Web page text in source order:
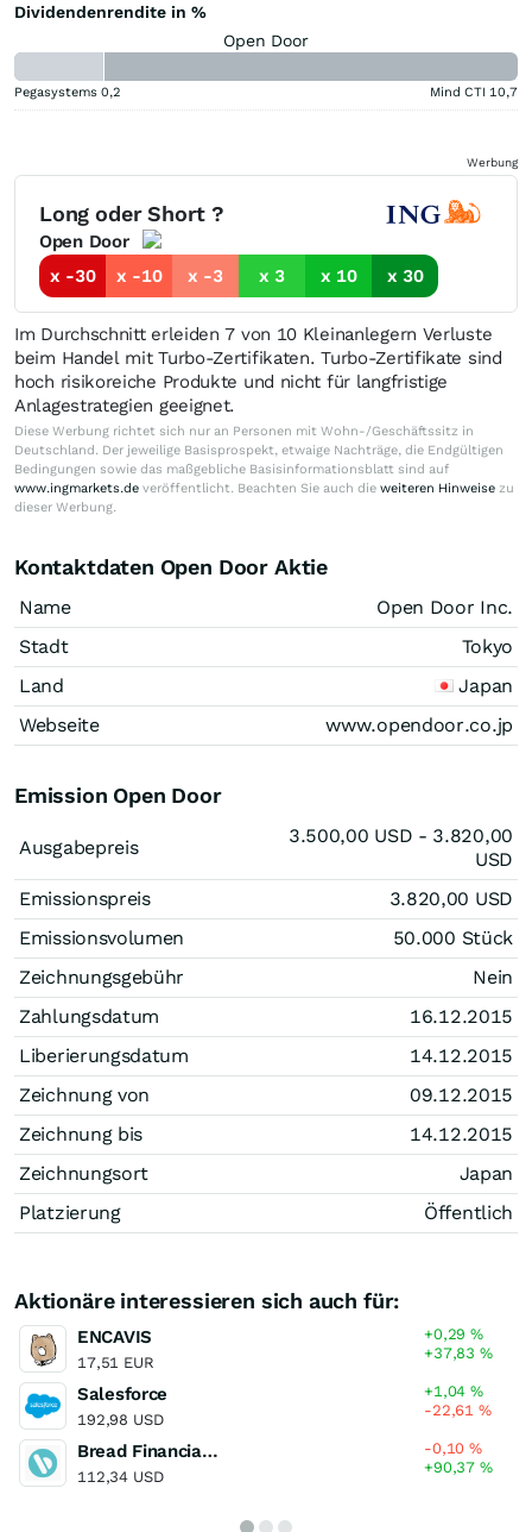
Dividendenrendite in %
Open Door
Pegasystems 0,2 Mind CTI 10,7
Werbung
Long oder Short ?
Open Door
x -30
x -10 x -3 x 3 x 10 x 30
Im Durchschnitt erleiden 7 von 10 Kleinanlegern Verluste
beim Handel mit Turbo-Zertifikaten. Turbo-Zertifikate sind
hoch risikoreiche Produkte und nicht für langfristige
Anlagestrategien geeignet.
Diese Werbung richtet sich nur an Personen mit Wohn-/Geschäftssitz in
Deutschland. Der jeweilige Basisprospekt, etwaige Nachträge, die Endgültigen
Bedingungen sowie das maßgebliche Basisinformationsblatt sind auf
www.ingmarkets.de veröffentlicht. Beachten Sie auch die weiteren Hinweise zu
dieser Werbung.
Kontaktdaten Open Door Aktie
Name
Open Door Inc.
Stadt
Tokyo
Land
Japan
Webseite
www.opendoor.co.jp
Emission Open Door
Ausgabepreis
3.500,00 USD - 3.820,00
USD
Emissionspreis
3.820,00 USD
Emissionsvolumen
50.000 Stück
Zeichnungsgebühr
Nein
Zahlungsdatum
16.12.2015
Liberierungsdatum
14.12.2015
Zeichnung von
09.12.2015
Zeichnung bis
14.12.2015
Zeichnungsort
Japan
Platzierung
Öffentlich
Aktionäre interessieren sich auch für:
ENCAVIS
17,51 EUR
+0,29%
+37,83%
Salesforce
192,98 USD
+1,04%
-22,61%
Bread Financial Holdings
112,34 USD
-0,10%
+90,37%